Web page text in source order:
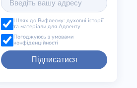
Шлях до Вифлеєму: духовні історії
та матеріали для Адвенту
Погоджуюсь з умовами
конфіденційності
Підписатися